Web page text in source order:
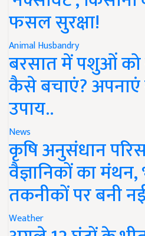
फसल सुरक्षा!
Animal Husbandry
बरसात में पशुओं को
कैसे बचाएं?
उपाय..
News
कृषि अनुसंधान
वैज्ञानिकों का
तकनीकों पर बनी
Weather